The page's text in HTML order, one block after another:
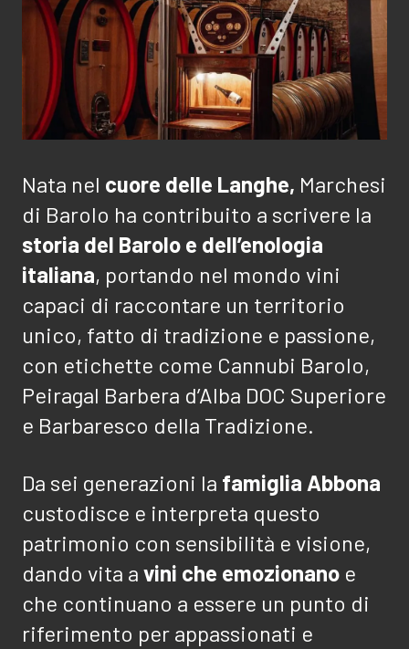
Nata nel cuore delle Langhe, Marchesi
di Barolo ha contribuito a scrivere la
storia del Barolo e dell’enologia
italiana, portando nel mondo vini
capaci di raccontare un territorio
unico, fatto di tradizione e passione,
con etichette come Cannubi Barolo,
Peiragal Barbera d’Alba DOC Superiore
e Barbaresco della Tradizione.
Da sei generazioni la famiglia Abbona
custodisce e interpreta questo
patrimonio con sensibilità e visione,
dando vita a vini che emozionano e
che continuano a essere un punto di
riferimento per appassionati e